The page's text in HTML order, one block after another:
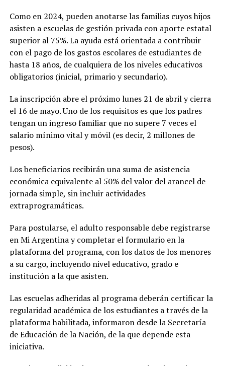
Como en 2024, pueden anotarse las familias cuyos hijos
asisten a escuelas de gestión privada con aporte estatal
superior al 75%. La ayuda está orientada a contribuir
con el pago de los gastos escolares de estudiantes de
hasta 18 años, de cualquiera de los niveles educativos
obligatorios (inicial, primario y secundario).
La inscripción abre el próximo lunes 21 de abril y cierra
el 16 de mayo. Uno de los requisitos es que los padres
tengan un ingreso familiar que no supere 7 veces el
salario mínimo vital y móvil (es decir, 2 millones de
pesos).
Los beneficiarios recibirán una suma de asistencia
económica equivalente al 50% del valor del arancel de
jornada simple, sin incluir actividades
extraprogramáticas.
Para postularse, el adulto responsable debe registrarse
en Mi Argentina y completar el formulario en la
plataforma del programa, con los datos de los menores
a su cargo, incluyendo nivel educativo, grado e
institución a la que asisten.
Las escuelas adheridas al programa deberán certificar la
regularidad académica de los estudiantes a través de la
plataforma habilitada, informaron desde la Secretaría
de Educación de la Nación, de la que depende esta
iniciativa.